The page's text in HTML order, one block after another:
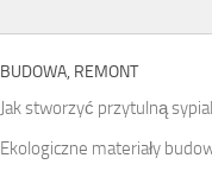
BUDOWA, REMONT
Jak stworzyć przytulną
Ekologiczne materiały